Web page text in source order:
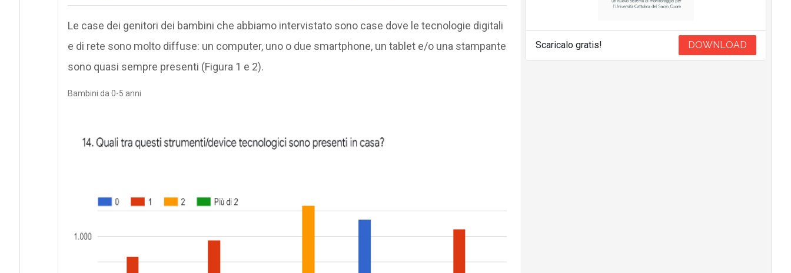
Le case dei genitori dei bambini che abbiamo intervistato sono case dove le tecnologie digitali
e di rete sono molto diffuse: un computer, uno o due smartphone, un tablet e/o una stampante
sono quasi sempre presenti (Figura 1 e 2).
Bambini da 0-5 anni
Scaricalo gratis! DOWNLOAD